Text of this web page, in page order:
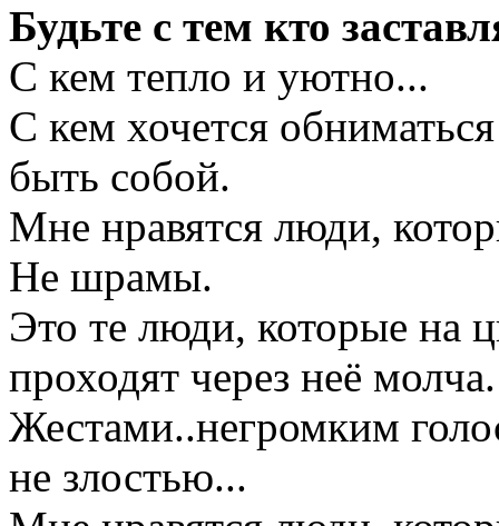
Будьте с тем кто
С кем тепло и уютно...
С кем хочется
быть собой.
Мне нравятся люди,
Не шрамы.
Это те люди, которые на
проходят через неё молча.
Жестами..негромким
не злостью...